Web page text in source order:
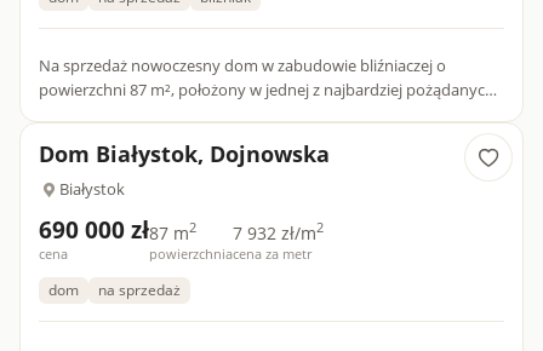
Na sprzedaż nowoczesny dom w zabudowie bliźniaczej o
powierzchni 87 m², położony w jednej z najbardziej pożądanych
Dom Białystok, Dojnowska
Białystok
690 000 zł
cena
87 m2
powierzchnia
7 932 zł/m2
cena za metr
dom na sprzedaż